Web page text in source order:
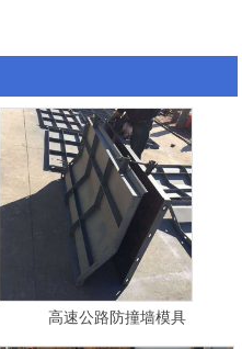
高速公路防撞墙模具